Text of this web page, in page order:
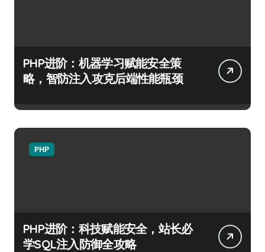
PHP进阶：机器学习赋能安全策
略，智防注入攻克后端性能瓶颈
PHP
PHP进阶：科技赋能安全，站长必
学SQL注入防御全攻略